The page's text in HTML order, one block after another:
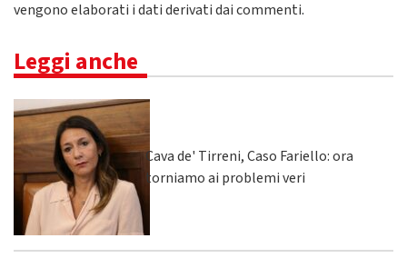
vengono elaborati i dati derivati dai commenti.
Leggi anche
Cava de' Tirreni, Caso Fariello: ora
torniamo ai problemi veri